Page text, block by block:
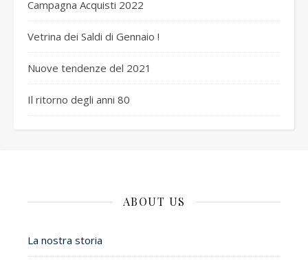
Campagna Acquisti 2022
Vetrina dei Saldi di Gennaio !
Nuove tendenze del 2021
Il ritorno degli anni 80
ABOUT US
La nostra storia